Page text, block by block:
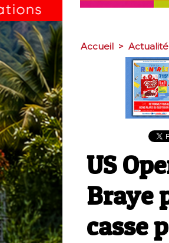
Accueil > Actualité
US
Braye
casse